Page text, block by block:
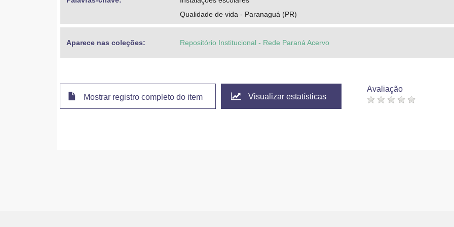
Qualidade de vida - Paranaguá (PR)
Aparece nas coleções: Repositório Institucional - Rede Paraná Acervo
Mostrar registro completo do item Visualizar estatísticas
Avaliação